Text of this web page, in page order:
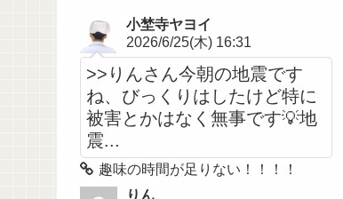
小埜寺ヤヨイ
2026/6/25(木) 16:31
>>りんさん今朝の地震です
ね、びっくりはしたけど特に
被害とかはなく無事です💡地
震...
趣味の時間が足りない！！！！
りん